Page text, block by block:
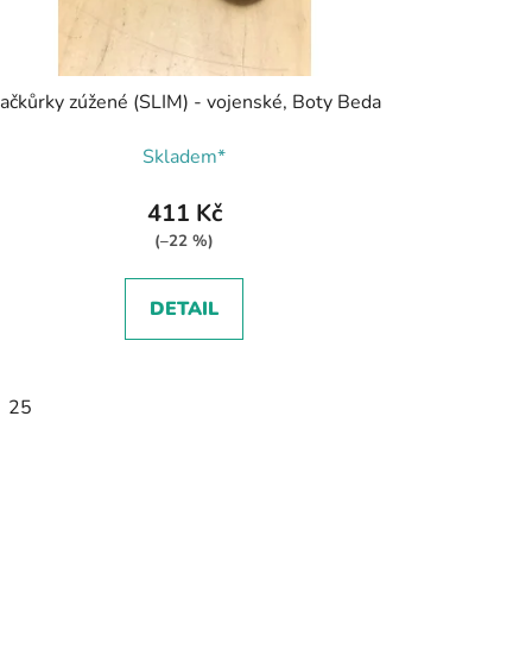
zúžené (SLIM) - vojenské, Boty Beda
Skladem*
411 Kč
(–22 %)
DETAIL
25